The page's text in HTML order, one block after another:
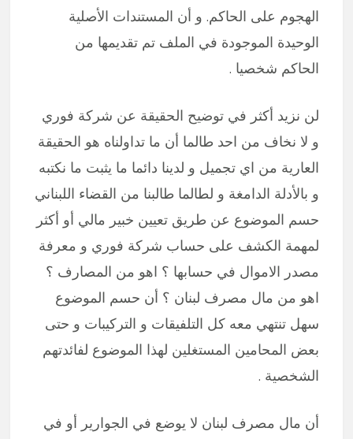
الهجوم على الحاكم. و أن المستندات الأصلية
الوحيدة الموجودة في الملف تم تقديمها من
الحاكم شخصيا .
لن نزيد أكثر في توضيح الحقيقة عن شركة فوري
و لا نخاف من احد طالما أن ما تداولناه هو الحقيقة
العارية من اي تجميل و لدينا دائما ما يثبت ما نكتبه
و بالأدلة الدامغة و لطالما طالبنا من القضاء اللبناني
حسم الموضوع عن طريق تعيين خبير مالي أو أكثر
لمهمة الكشف على حساب شركة فوري و معرفة
مصدر الاموال في حسابها ؟ اهو من المصارف ؟
اهو من مال مصرف لبنان ؟ أن حسم الموضوع
سهل تنتهي معه كل التلفيقات و التركيبات و حتى
بعض المحامين المستغلين لهذا الموضوع لفائدتهم
الشخصية .
أن مال مصرف لبنان لا يوضع في الجوارير أو في